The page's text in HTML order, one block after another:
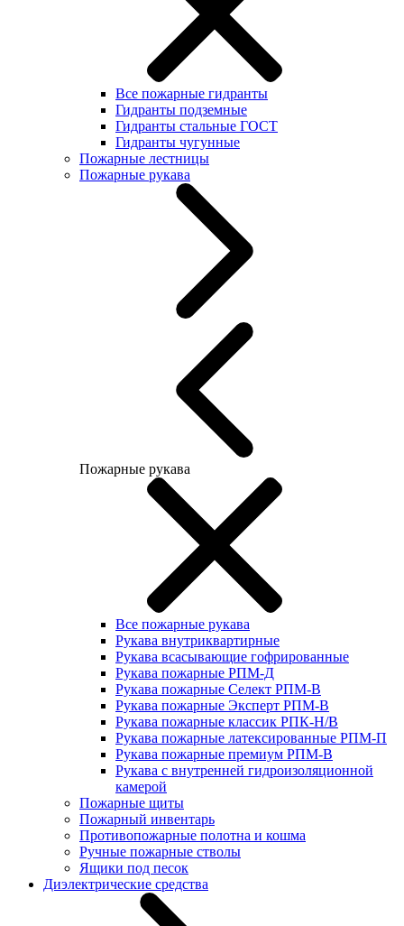
Все пожарные гидранты
Гидранты подземные
Гидранты стальные ГОСТ
Гидранты чугунные
Пожарные лестницы
Пожарные рукава
Пожарные рукава
Все пожарные рукава
Рукава внутриквартирные
Рукава всасывающие гофрированные
Рукава пожарные РПМ-Д
Рукава пожарные Селект РПМ-В
Рукава пожарные Эксперт РПМ-В
Рукава пожарные классик РПК-Н/В
Рукава пожарные латексированные РПМ-П
Рукава пожарные премиум РПМ-В
Рукава с внутренней гидроизоляционной
камерой
Пожарные щиты
Пожарный инвентарь
Противопожарные полотна и кошма
Ручные пожарные стволы
Ящики под песок
Диэлектрические средства